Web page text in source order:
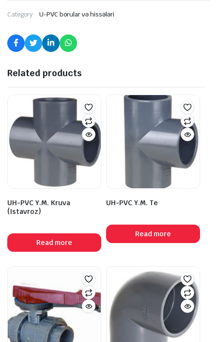
Category: U-PVC borular və hissələri
Related products
UH-PVC Y.M. Kruva
(Istavroz)
Read more
UH-PVC Y.M. Te
Read more